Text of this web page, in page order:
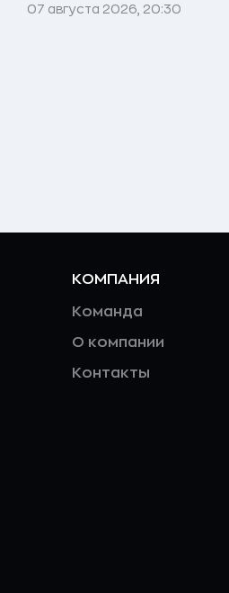
07 августа 2026, 20:30
КОМПАНИЯ
Команда
О компании
Контакты